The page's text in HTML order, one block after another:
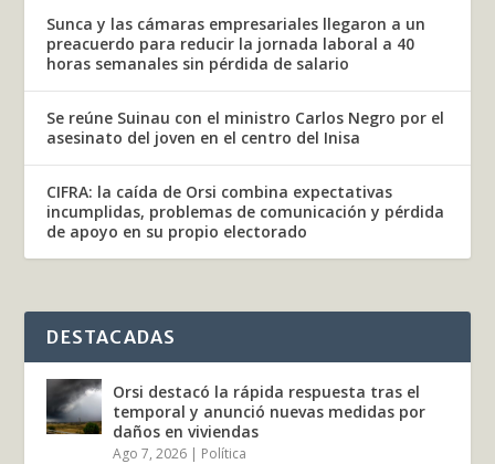
Sunca y las cámaras empresariales llegaron a un
preacuerdo para reducir la jornada laboral a 40
horas semanales sin pérdida de salario
Se reúne Suinau con el ministro Carlos Negro por el
asesinato del joven en el centro del Inisa
CIFRA: la caída de Orsi combina expectativas
incumplidas, problemas de comunicación y pérdida
de apoyo en su propio electorado
DESTACADAS
Orsi destacó la rápida respuesta tras el
temporal y anunció nuevas medidas por
daños en viviendas
Ago 7, 2026 | Política